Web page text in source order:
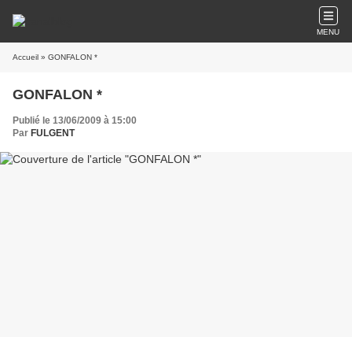
MENU
Accueil » GONFALON *
GONFALON *
Publié le 13/06/2009 à 15:00
Par FULGENT